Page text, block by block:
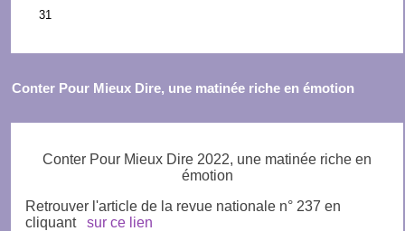
Conter Pour Mieux Dire, une matinée riche en émotion
Conter Pour Mieux Dire 2022, une matinée riche en
émotion
Retrouver l'article de la revue nationale n° 237 en
cliquant
sur ce lien